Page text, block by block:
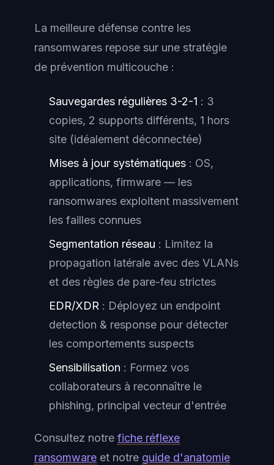
La meilleure défense contre les
ransomwares repose sur une stratégie
de prévention multicouche :
Sauvegardes régulières 3-2-1 : 3
copies, 2 supports différents, 1 hors
site (idéalement déconnectée)
Mises à jour systématiques : OS,
applications, firmware — les
ransomwares exploitent massivement
les failles connues
Segmentation réseau : Limitez la
propagation latérale avec des VLANs
et des règles de pare-feu strictes
EDR/XDR : Déployez un endpoint
detection & response pour détecter
les comportements suspects
Sensibilisation : Formez vos
collaborateurs à reconnaître le
phishing, principal vecteur d'entrée
Consultez notre fiche réflexe
ransomware et notre guide d'anatomie